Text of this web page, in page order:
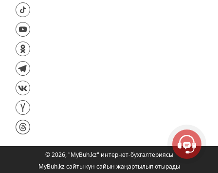
©2026,"MyBuh.kz" интернет-бухгалтериясы
MyBuh.kz сайты күн сайын жаңартылып отырады